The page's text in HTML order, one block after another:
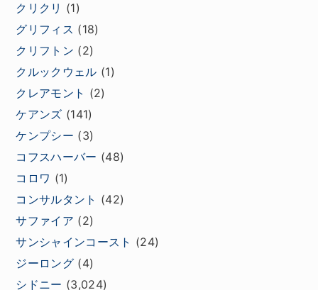
クリクリ (1)
グリフィス (18)
クリフトン (2)
クルックウェル (1)
クレアモント (2)
ケアンズ (141)
ケンプシー (3)
コフスハーバー (48)
コロワ (1)
コンサルタント (42)
サファイア (2)
サンシャインコースト (24)
ジーロング (4)
シドニー (3,024)